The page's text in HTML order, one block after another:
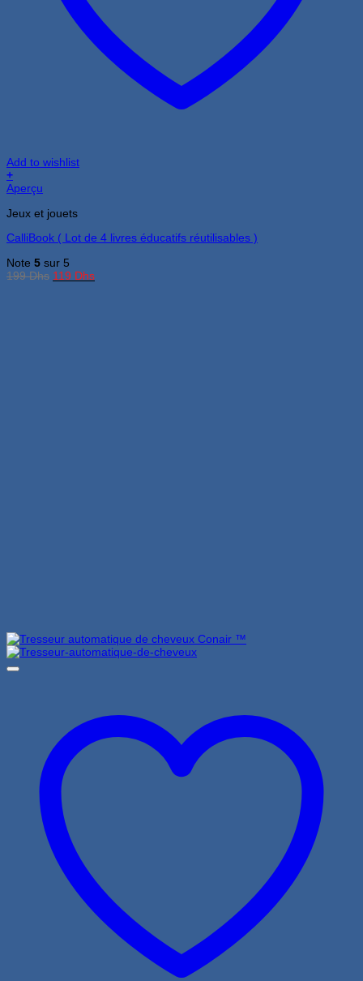
Add to wishlist
+
Aperçu
Jeux et jouets
CalliBook ( Lot de 4 livres éducatifs réutilisables )
Note 5 sur 5
199Dhs Le
119 DhsLe